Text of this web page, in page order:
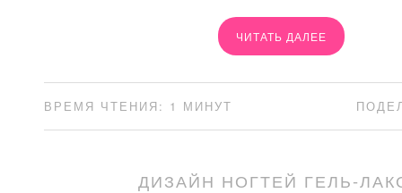
ЧИТАТЬ ДАЛЕЕ
ВРЕМЯ ЧТЕНИЯ: 1 МИНУТ
ДИЗАЙН НОГТЕЙ ГЕЛЬ-